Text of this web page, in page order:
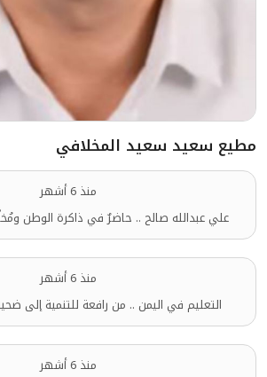
مطيع سعيد سعيد المخلافي
منذ 6 أشهر
علي عبدالله صالح .. حاضرٌ في ذاكرة الوطن
منذ 6 أشهر
التعليم في اليمن .. من رافعة للتنمية إلى
منذ 6 أشهر